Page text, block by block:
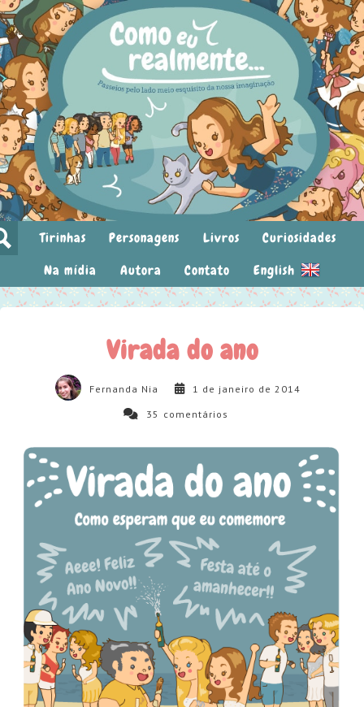
Tirinhas Personagens Livros
Curiosidades
Na mídia
Autora Contato English
Virada do ano
Fernanda Nia 1 de janeiro de 2014
35 comentários